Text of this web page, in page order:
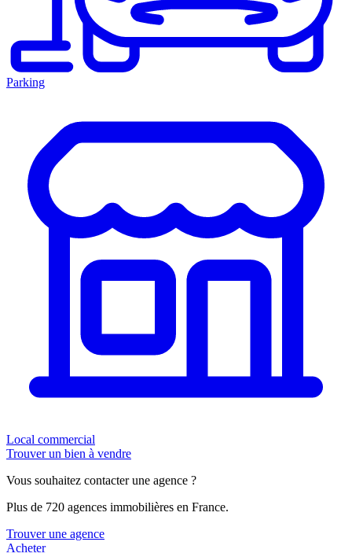
Parking
Local commercial
Trouver un bien à vendre
Vous souhaitez contacter une agence ?
Plus de 720 agences immobilières en France.
Trouver une agence
Acheter